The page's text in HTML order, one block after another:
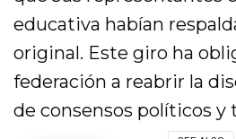
educativa habían
original. Este giro ha
federación a reabrir la
de consensos políticos y